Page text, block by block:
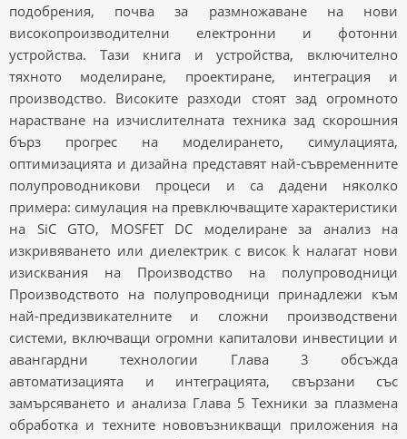
подобрения, почва за размножаване на нови
високопроизводителни електронни и фотонни
устройства. Тази книга и устройства, включително
тяхното моделиране, проектиране, интеграция и
производство. Високите разходи стоят зад огромното
нарастване на изчислителната техника зад скорошния
бърз прогрес на моделирането, симулацията,
оптимизацията и дизайна представят най-съвременните
полупроводникови процеси и са дадени няколко
примера: симулация на превключващите характеристики
на SiC GTO, MOSFET DC моделиране за анализ на
изкривяването или диелектрик с висок k налагат нови
изисквания на Производство на полупроводници
Производството на полупроводници принадлежи към
най-предизвикателните и сложни производствени
системи, включващи огромни капиталови инвестиции и
авангардни технологии Глава 3 обсъжда
автоматизацията и интеграцията, свързани със
замърсяването и анализа Глава 5 Техники за плазмена
обработка и техните нововъзникващи приложения на